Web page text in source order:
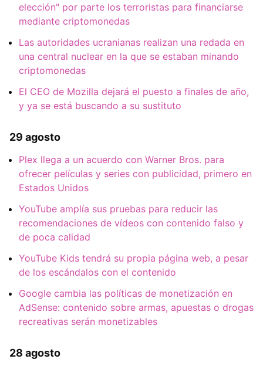
elección" por parte los terroristas para financiarse
mediante criptomonedas
Las autoridades ucranianas realizan una redada en
una central nuclear en la que se estaban minando
criptomonedas
El CEO de Mozilla dejará el puesto a finales de año,
y ya se está buscando a su sustituto
29 agosto
Plex llega a un acuerdo con Warner Bros. para
ofrecer películas y series con publicidad, primero en
Estados Unidos
YouTube amplía sus pruebas para reducir las
recomendaciones de vídeos con contenido falso y
de poca calidad
YouTube Kids tendrá su propia página web, a pesar
de los escándalos con el contenido
Google cambia las políticas de monetización en
AdSense: contenido sobre armas, apuestas o drogas
recreativas serán monetizables
28 agosto